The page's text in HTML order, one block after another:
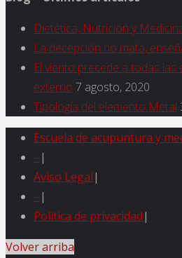
Dietética, Nutrición y
La decepción no mata,
El viento precede a todas
externo 7 agosto, 2020
Tipología del elemento Metal
Escuela de acupuntura y
–|
Aviso Legal|
–|
Política de privacidad|
Volver arriba